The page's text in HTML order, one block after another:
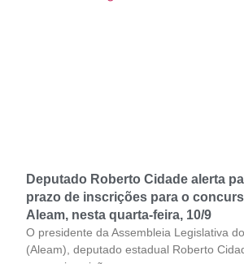
Deputado Roberto Cidade alerta
prazo de inscrições para o
Aleam, nesta quarta-feira, 10/9
O presidente da Assembleia Legislativa
(Aleam), deputado estadual Roberto